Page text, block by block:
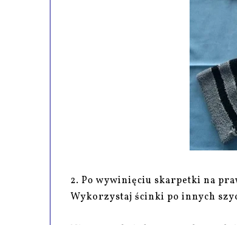
2. Po wywinięciu skarpetki na
Wykorzystaj ścinki po innych